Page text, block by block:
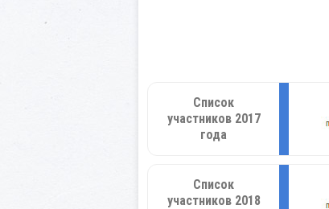
Список
участников 2017
года
Список
участников 2018